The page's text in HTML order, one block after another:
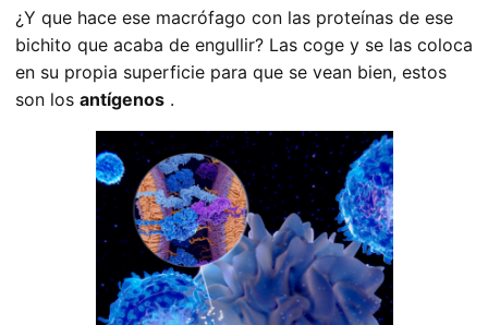
¿Y que hace ese macrófago con las proteínas de ese
bichito que acaba de engullir? Las coge y se las coloca
en su propia superficie para que se vean bien, estos
son los antígenos .